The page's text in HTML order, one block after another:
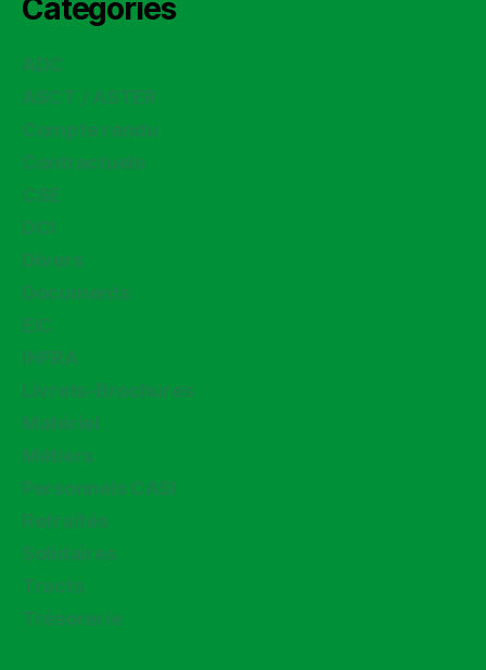
Catégories
ADC
ASCT / ASTER
Compte rendu
Contractuels
CSE
DCI
Divers
Documents
EIC
INFRA
Livrets-Brochures
Matériel
Métiers
Personnels CASI
Retraités
Solidaires
Tracts
Trésorerie